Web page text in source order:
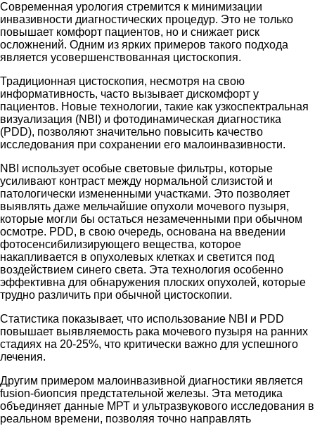
Современная урология стремится к минимизации
инвазивности диагностических процедур. Это не только
повышает комфорт пациентов, но и снижает риск
осложнений. Одним из ярких примеров такого подхода
является усовершенствованная цистоскопия.
Традиционная цистоскопия, несмотря на свою
информативность, часто вызывает дискомфорт у
пациентов. Новые технологии, такие как узкоспектральная
визуализация (NBI) и фотодинамическая диагностика
(PDD), позволяют значительно повысить качество
исследования при сохранении его малоинвазивности.
NBI использует особые световые фильтры, которые
усиливают контраст между нормальной слизистой и
патологически измененными участками. Это позволяет
выявлять даже мельчайшие опухоли мочевого пузыря,
которые могли бы остаться незамеченными при обычном
осмотре. PDD, в свою очередь, основана на введении
фотосенсибилизирующего вещества, которое
накапливается в опухолевых клетках и светится под
воздействием синего света. Эта технология особенно
эффективна для обнаружения плоских опухолей, которые
трудно различить при обычной цистоскопии.
Статистика показывает, что использование NBI и PDD
повышает выявляемость рака мочевого пузыря на ранних
стадиях на 20-25%, что критически важно для успешного
лечения.
Другим примером малоинвазивной диагностики является
fusion-биопсия предстательной железы. Эта методика
объединяет данные МРТ и ультразвукового исследования в
реальном времени, позволяя точно направлять